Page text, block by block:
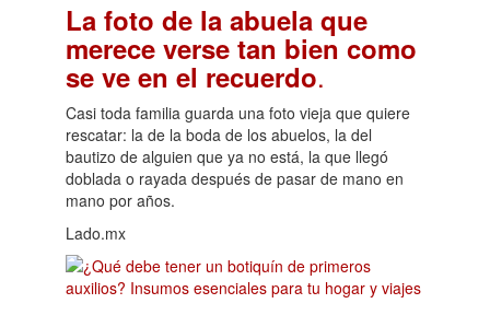
La foto de la abuela que
merece verse tan bien como
se ve en el recuerdo.
Casi toda familia guarda una foto vieja que quiere
rescatar: la de la boda de los abuelos, la del
bautizo de alguien que ya no está, la que llegó
doblada o rayada después de pasar de mano en
mano por años.
Lado.mx